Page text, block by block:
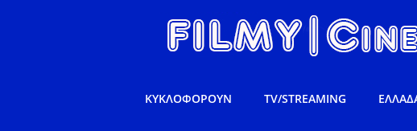
ΚΥΚΛΟΦΟΡΟΥΝ TV/STREAMING